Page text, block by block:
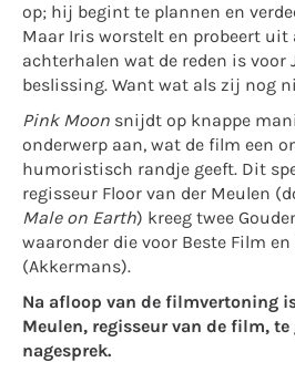
op; hij begint te plannen en
Maar Iris worstelt en probeert uit
achterhalen wat de reden is voor
beslissing. Want wat als zij nog
Pink Moon snijdt op knappe
onderwerp aan, wat de film een
humoristisch randje geeft. Dit
regisseur Floor van der Meulen
Male on Earth) kreeg twee
waaronder die voor Beste Film en
(Akkermans).
Na afloop van de filmvertoning
Meulen, regisseur van de film, te
nagesprek.